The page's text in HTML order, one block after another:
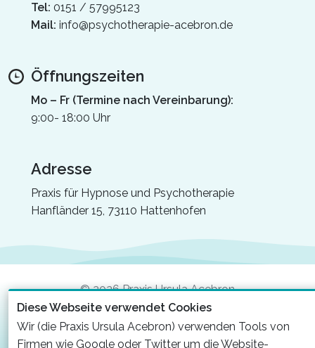
Tel: 0151 / 57995123
Mail: info@psychotherapie-acebron.de
Öffnungszeiten
Mo – Fr (Termine nach Vereinbarung):
9:00- 18:00 Uhr
Adresse
Praxis für Hypnose und Psychotherapie
Hanfländer 15, 73110 Hattenhofen
© 2026 Praxis Ursula Acebron
Diese Webseite verwendet Cookies
Wir (die Praxis Ursula Acebron) verwenden Tools von
Firmen wie Google oder Twitter um die Website-